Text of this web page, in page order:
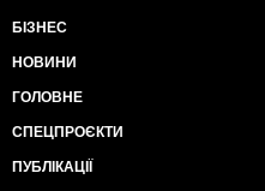
БІЗНЕС
НОВИНИ
ГОЛОВНЕ
СПЕЦПРОЄКТИ
ПУБЛІКАЦІЇ